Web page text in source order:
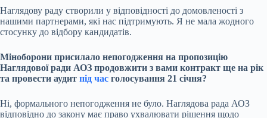
Наглядову раду створили у відповідності до домовленості з
нашими партнерами, які нас підтримують. Я не мала жодного
стосунку до відбору кандидатів.
Міноборони присилало непогодження на пропозицію
Наглядової ради АОЗ продовжити з вами контракт ще на рік
та провести аудит під час голосування 21 січня?
Ні, формального непогодження не було. Наглядова рада АОЗ
відповідно до закону має право ухвалювати рішення щодо